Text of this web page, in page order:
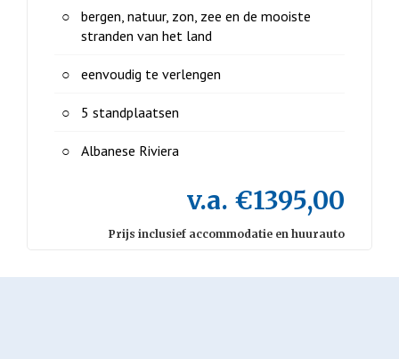
bergen, natuur, zon, zee en de mooiste
stranden van het land
eenvoudig te verlengen
5 standplaatsen
Albanese Riviera
v.a. €1395,00
Prijs inclusief accommodatie en huurauto